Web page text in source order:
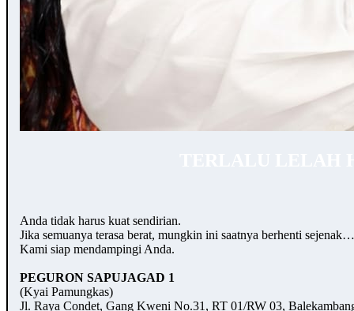
Anda tidak harus kuat sendirian.
Jika semuanya terasa berat, mungkin ini saatnya berhenti
Kami siap mendampingi Anda.
PEGURON SAPUJAGAD 1
(Kyai Pamungkas)
Jl. Raya Condet, Gang Kweni No.31, RT 01/RW 03,